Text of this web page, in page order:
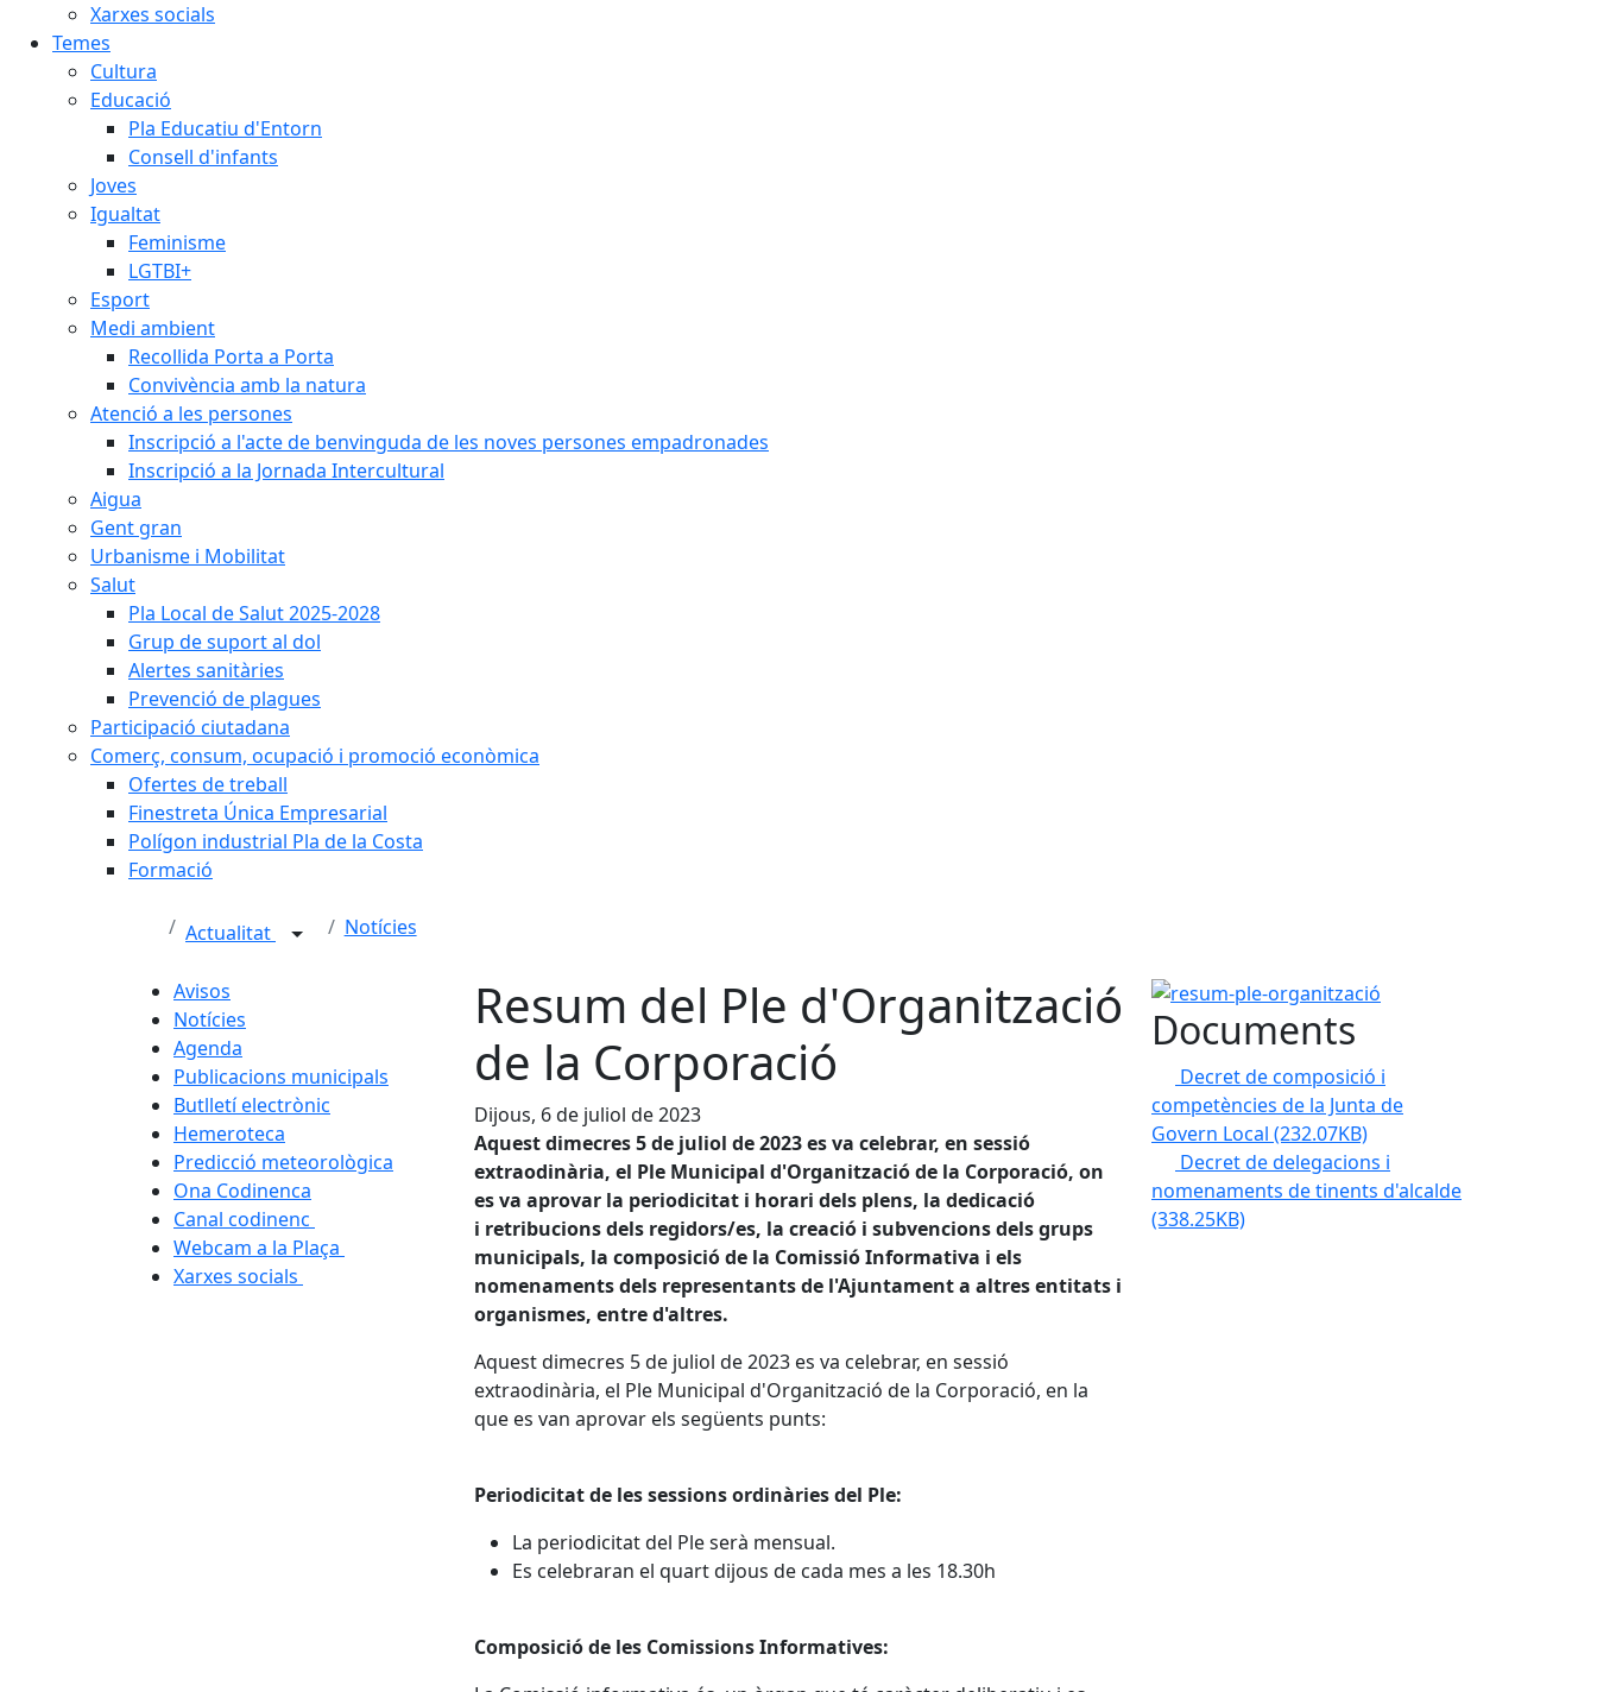
Xarxes socials
Temes
Cultura
Educació
Pla Educatiu d'Entorn
Consell d'infants
Joves
Igualtat
Feminisme
LGTBI+
Esport
Medi ambient
Recollida Porta a Porta
Convivència amb la natura
Atenció a les persones
Inscripció a l'acte de benvinguda de les noves persones empadronades
Inscripció a la Jornada Intercultural
Aigua
Gent gran
Urbanisme i Mobilitat
Salut
Pla Local de Salut 2025-2028
Grup de suport al dol
Alertes sanitàries
Prevenció de plagues
Participació ciutadana
Comerç, consum, ocupació i promoció econòmica
Ofertes de treball
Finestreta Única Empresarial
Polígon industrial Pla de la Costa
Formació
Actualitat Notícies
Avisos
Notícies
Agenda
Publicacions municipals
Butlletí electrònic
Hemeroteca
Predicció meteorològica
Ona Codinenca
Canal codinenc
Webcam a la Plaça
Xarxes socials
Resum del Ple d'Organització
de la Corporació
Dijous, 6 de juliol de 2023
Aquest dimecres 5 de juliol de 2023 es va celebrar, en sessió
extraodinària, el Ple Municipal d'Organització de la Corporació, on
es va aprovar la periodicitat i horari dels plens, la dedicació
i retribucions dels regidors/es, la creació i subvencions dels grups
municipals, la composició de la Comissió Informativa i els
nomenaments dels representants de l'Ajuntament a altres entitats i
organismes, entre d'altres.
Aquest dimecres 5 de juliol de 2023 es va celebrar, en sessió
extraodinària, el Ple Municipal d'Organització de la Corporació, en la
que es van aprovar els següents punts:
Periodicitat de les sessions ordinàries del Ple:
La periodicitat del Ple serà mensual.
Es celebraran el quart dijous de cada mes a les 18.30h
Composició de les Comissions Informatives:
resum-ple-organització
Documents
Decret de composició i
competències de la Junta de
Govern Local (232.07KB)
Decret de delegacions i
nomenaments de tinents d'alcalde
(338.25KB)